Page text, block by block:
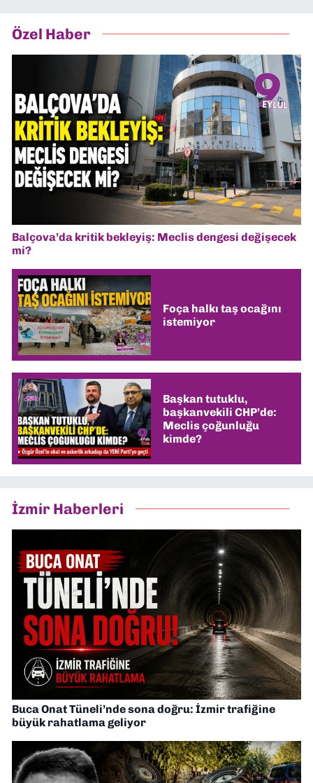
Özel Haber
Balçova’da kritik bekleyiş: Meclis dengesi değişecek
mi?
Foça halkı taş ocağını
istemiyor
Başkan tutuklu,
başkanvekili CHP’de:
Meclis çoğunluğu
kimde?
İzmir Haberleri
Buca Onat Tüneli’nde sona doğru: İzmir trafiğine
büyük rahatlama geliyor